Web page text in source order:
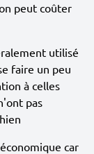
peut coûter
utilisé
faire un peu
à celles
pas
car